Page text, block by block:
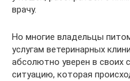
врачу.
Но многие владельцы
услугам ветеринарных
абсолютно уверен в своих
ситуацию, которая